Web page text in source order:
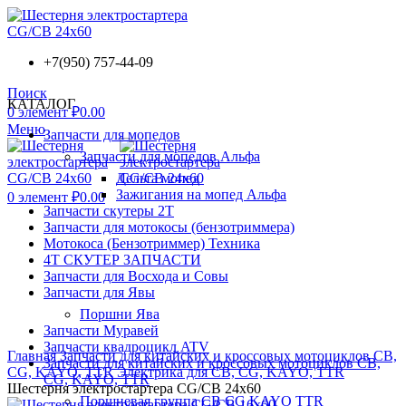
+7(950) 757-44-09
Поиск
0элемент ₽0.00
Меню
0 элемент ₽0.00
КАТАЛОГ
Запчасти для мопедов
Запчасти для мопедов Альфа
Дельта мопед
Зажигания на мопед Альфа
Запчасти скутеры 2Т
Запчасти для мотокосы (бензотриммера)
Мотокоса (Бензотриммер) Техника
4Т СКУТЕР ЗАПЧАСТИ
Запчасти для Восхода и Совы
Запчасти для Явы
Поршни Ява
Запчасти Муравей
Запчасти квадроцикл ATV
Запчасти для китайских и кроссовых мотоциклов CB,
CG, KAYO, TTR
Поршневая группа CB CG KAYO TTR
ГлавнаяЗапчасти для китайских и кроссовых мотоциклов CB,
CG, KAYO, TTRЭлектрика для CB, CG, KAYO, TTR
Шестерня электростартера CG/CB 24х60